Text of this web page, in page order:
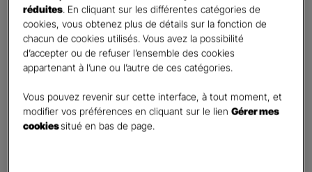
Code postal du risque*
Nombre de caractères restants :5 caractères restants
La limite est de 5 caractères. Caractères restants : 5.
Type d'assurance souhaitée*
Responsabilité Civile
Batiment / Local commercial
Autre
réduites. En cliquant sur les différentes catégories de
cookies, vous obtenez plus de détails sur la fonction de
chacun de cookies utilisés. Vous avez la possibilité
d’accepter ou de refuser l’ensemble des cookies
appartenant à l’une ou l’autre de ces catégories.
Vous pouvez revenir sur cette interface, à tout moment, et
modifier vos préférences en cliquant sur le lienGérer mes
cookiessitué en bas de page.